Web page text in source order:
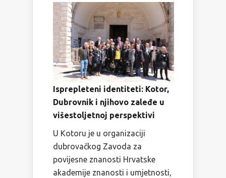
Isprepleteni identiteti: Kotor,
Dubrovnik i njihovo zaleđe u
višestoljetnoj perspektivi
U Kotoru je u organizaciji
dubrovačkog Zavoda za
povijesne znanosti Hrvatske
akademije znanosti i umjetnosti,